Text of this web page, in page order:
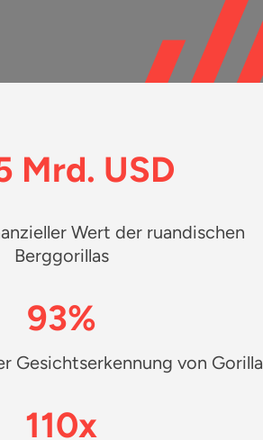
Mrd. USD
Wert der ruandischen
Berggorillas
93%
Gesichtserkennung von
110x